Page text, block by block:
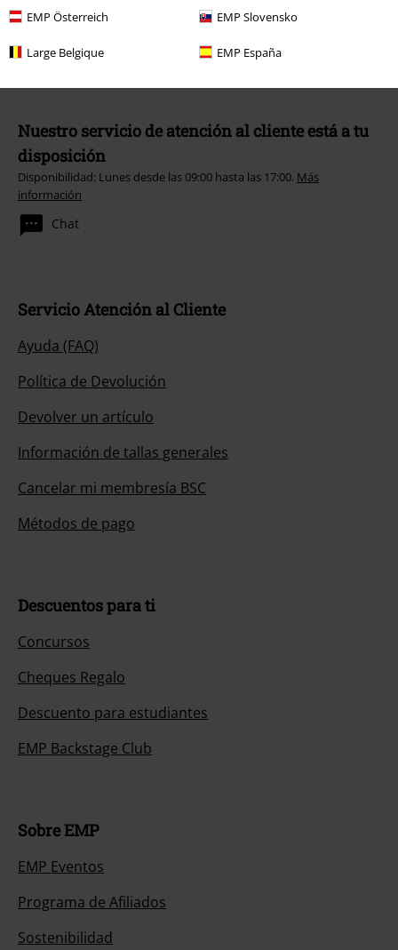
EMP Österreich EMP Slovensko
Large Belgique EMP España
Nuestro servicio de atención al cliente está a tu
disposición
Disponibilidad: Lunes desde las 09:00 hasta las 17:00. Más
información
Chat
Servicio Atención al Cliente
Ayuda (FAQ)
Política de Devolución
Devolver un artículo
Información de tallas generales
Cancelar mi membresía BSC
Métodos de pago
Descuentos para ti
Concursos
Cheques Regalo
Descuento para estudiantes
EMP Backstage Club
Sobre EMP
EMP Eventos
Programa de Afiliados
Sostenibilidad